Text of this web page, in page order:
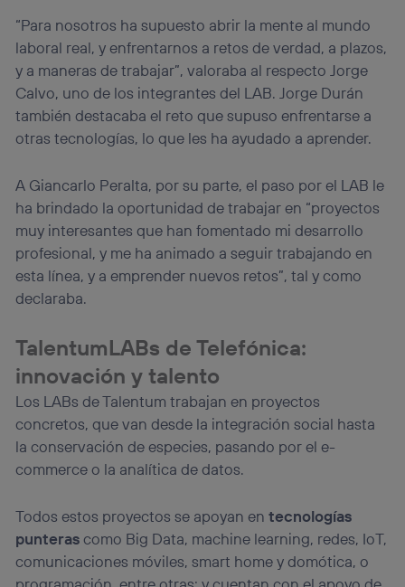
“Para nosotros ha supuesto abrir la mente al mundo
laboral real, y enfrentarnos a retos de verdad, a plazos,
y a maneras de trabajar”, valoraba al respecto Jorge
Calvo, uno de los integrantes del LAB. Jorge Durán
también destacaba el reto que supuso enfrentarse a
otras tecnologías, lo que les ha ayudado a aprender.
A Giancarlo Peralta, por su parte, el paso por el LAB le
ha brindado la oportunidad de trabajar en “proyectos
muy interesantes que han fomentado mi desarrollo
profesional, y me ha animado a seguir trabajando en
esta línea, y a emprender nuevos retos”, tal y como
declaraba.
TalentumLABs de Telefónica:
innovación y talento
Los LABs de Talentum trabajan en proyectos
concretos, que van desde la integración social hasta
la conservación de especies, pasando por el e-
commerce o la analítica de datos.
Todos estos proyectos se apoyan entecnologías
punterascomo Big Data, machine learning, redes, IoT,
comunicaciones móviles, smart home y domótica, o